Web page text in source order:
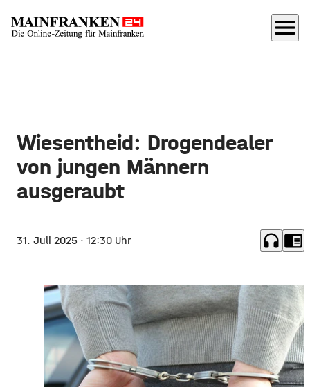
menu
Wiesentheid: Drogendealer
von jungen Männern
ausgeraubt
31. Juli 2025 · 12:30 Uhr headphones chrome_reader_mode